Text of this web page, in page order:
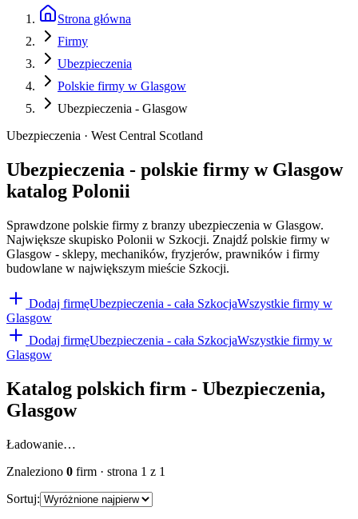
Strona główna
Firmy
Ubezpieczenia
Polskie firmy w Glasgow
Ubezpieczenia - Glasgow
Ubezpieczenia · West Central Scotland
Ubezpieczenia - polskie firmy w Glasgow
katalog Polonii
Sprawdzone polskie firmy z branzy ubezpieczenia w Glasgow.
Największe skupisko Polonii w Szkocji. Znajdź polskie firmy w
Glasgow - sklepy, mechaników, fryzjerów, prawników i firmy
budowlane w największym mieście Szkocji.
Dodaj firmęUbezpieczenia - cała SzkocjaWszystkie firmy w
Glasgow
Dodaj firmęUbezpieczenia - cała SzkocjaWszystkie firmy w
Glasgow
Katalog polskich firm - Ubezpieczenia,
Glasgow
Ładowanie…
Znaleziono 0 firm · strona 1 z 1
Sortuj: